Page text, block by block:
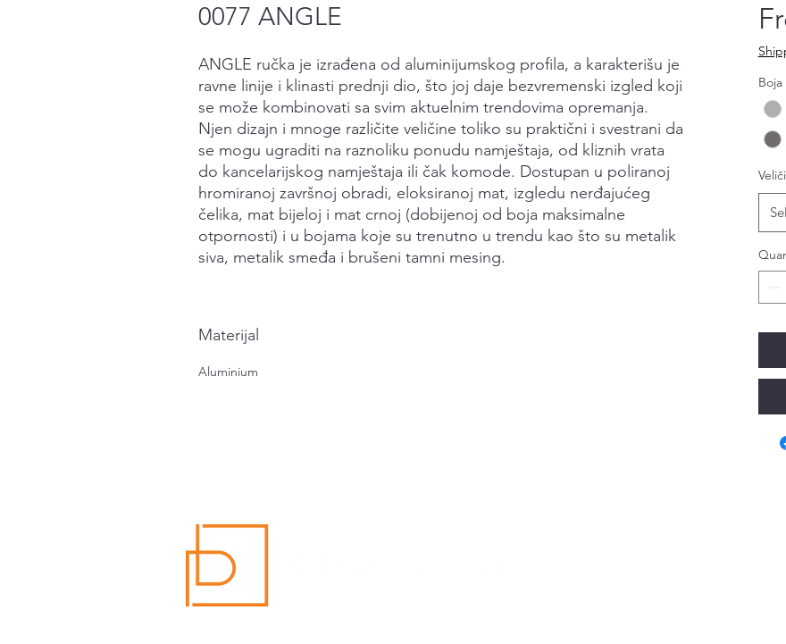
0077 ANGLE
ANGLE ručka je izrađena od aluminijumskog profila, a karakterišu je
ravne linije i klinasti prednji dio, što joj daje bezvremenski izgled koji
se može kombinovati sa svim aktuelnim trendovima opremanja.
Njen dizajn i mnoge različite veličine toliko su praktični i svestrani da
se mogu ugraditi na raznoliku ponudu namještaja, od kliznih vrata
do kancelarijskog namještaja ili čak komode. Dostupan u poliranoj
hromiranoj završnoj obradi, eloksiranoj mat, izgledu nerđajućeg
čelika, mat bijeloj i mat crnoj (dobijenoj od boja maksimalne
otpornosti) i u bojama koje su trenutno u trendu kao što su metalik
siva, metalik smeđa i brušeni tamni mesing.
Materijal
Aluminium
Boja